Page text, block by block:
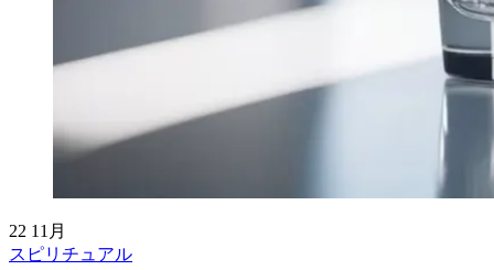
22 11月
スピリチュアル